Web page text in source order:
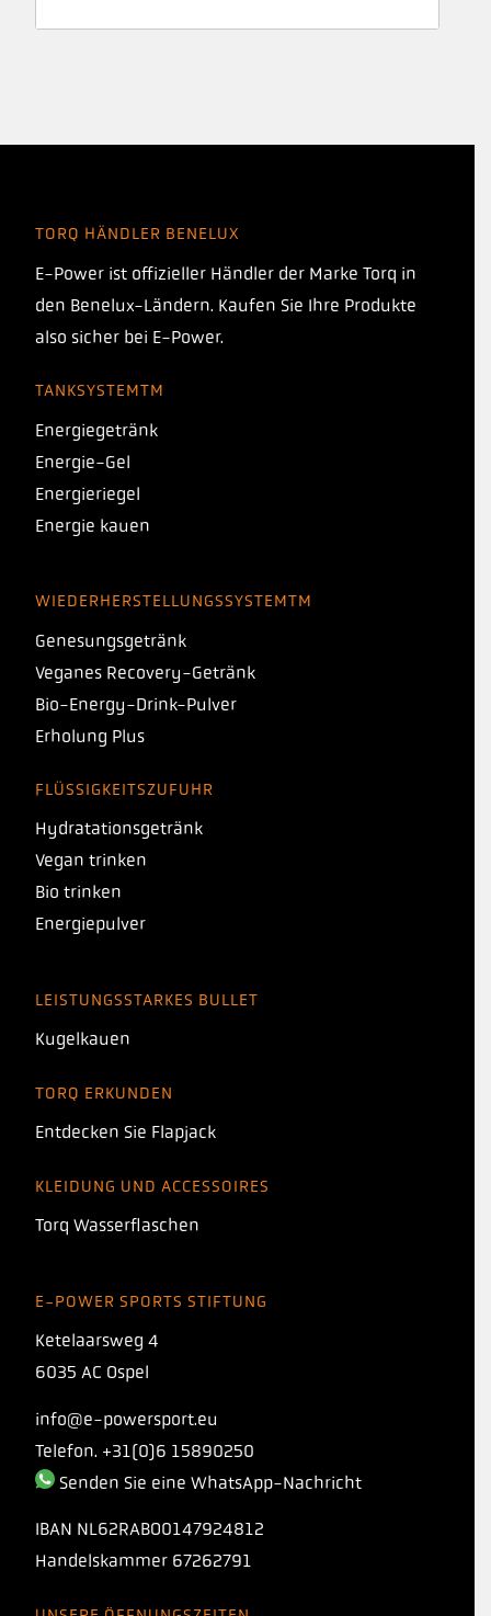
TORQ HÄNDLER BENELUX
E-Power ist offizieller Händler der Marke Torq in
den Benelux-Ländern. Kaufen Sie Ihre Produkte
also sicher bei E-Power.
TANKSYSTEMTM
Energiegetränk
Energie-Gel
Energieriegel
Energie kauen
WIEDERHERSTELLUNGSSYSTEMTM
Genesungsgetränk
Veganes Recovery-Getränk
Bio-Energy-Drink-Pulver
Erholung Plus
FLÜSSIGKEITSZUFUHR
Hydratationsgetränk
Vegan trinken
Bio trinken
Energiepulver
LEISTUNGSSTARKES BULLET
Kugelkauen
TORQ ERKUNDEN
Entdecken Sie Flapjack
KLEIDUNG UND ACCESSOIRES
Torq Wasserflaschen
E-POWER SPORTS STIFTUNG
Ketelaarsweg 4
6035 AC Ospel
info@e-powersport.eu
Telefon. +31(0)6 15890250
Senden Sie eine WhatsApp-Nachricht
IBAN NL62RABO0147924812
Handelskammer 67262791